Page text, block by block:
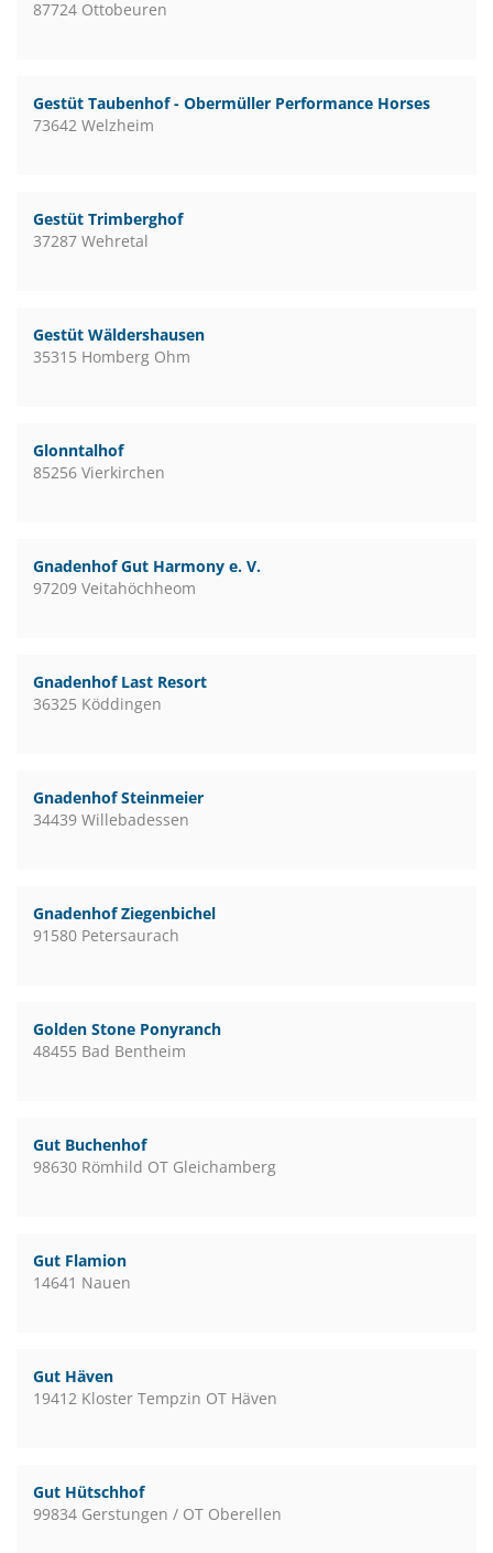
87724 Ottobeuren
Gestüt Taubenhof - Obermüller Performance Horses
73642 Welzheim
Gestüt Trimberghof
37287 Wehretal
Gestüt Wäldershausen
35315 Homberg Ohm
Glonntalhof
85256 Vierkirchen
Gnadenhof Gut Harmony e. V.
97209 Veitahöchheom
Gnadenhof Last Resort
36325 Köddingen
Gnadenhof Steinmeier
34439 Willebadessen
Gnadenhof Ziegenbichel
91580 Petersaurach
Golden Stone Ponyranch
48455 Bad Bentheim
Gut Buchenhof
98630 Römhild OT Gleichamberg
Gut Flamion
14641 Nauen
Gut Häven
19412 Kloster Tempzin OT Häven
Gut Hütschhof
99834 Gerstungen / OT Oberellen